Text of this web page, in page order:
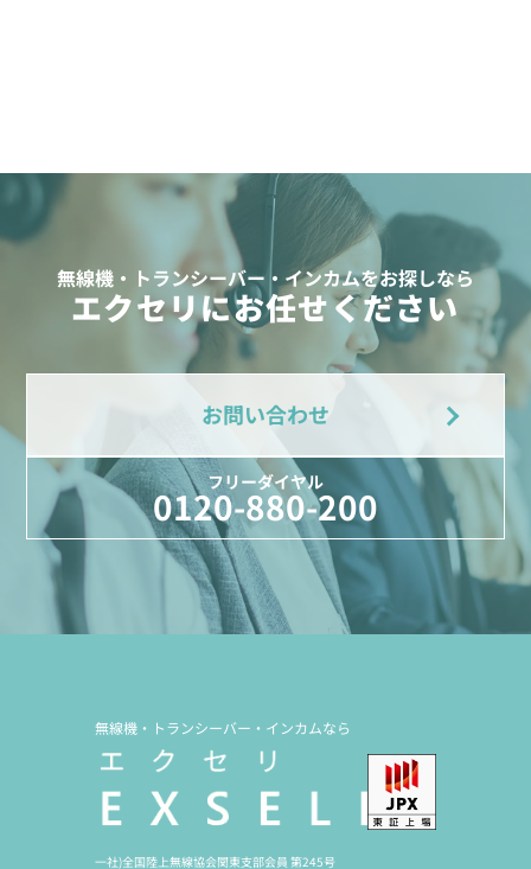
無線機・トランシーバー・インカムをお探しなら
エクセリにお任せください
お問い合わせ
フリーダイヤル
0120-880-200
無線機・トランシーバー・インカムなら
一社)全国陸上無線協会関東支部会員 第245号